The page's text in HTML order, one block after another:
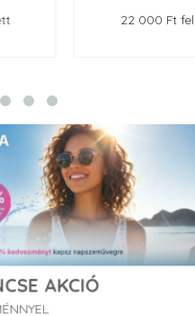
22 000 Ft felett
AKCIÓ